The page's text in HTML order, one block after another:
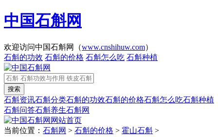
中国石斛网
欢迎访问中国石斛网（www.cnshihuw.com）
石斛的功效 石斛的价格 石斛怎么吃 石斛种植
石斛资讯石斛分类石斛的功效石斛的价格石斛怎么吃石斛种植
石斛问答石斛养生石斛网
网站首页
当前位置： 石斛网 > 石斛的价格 > 霍山石斛 >